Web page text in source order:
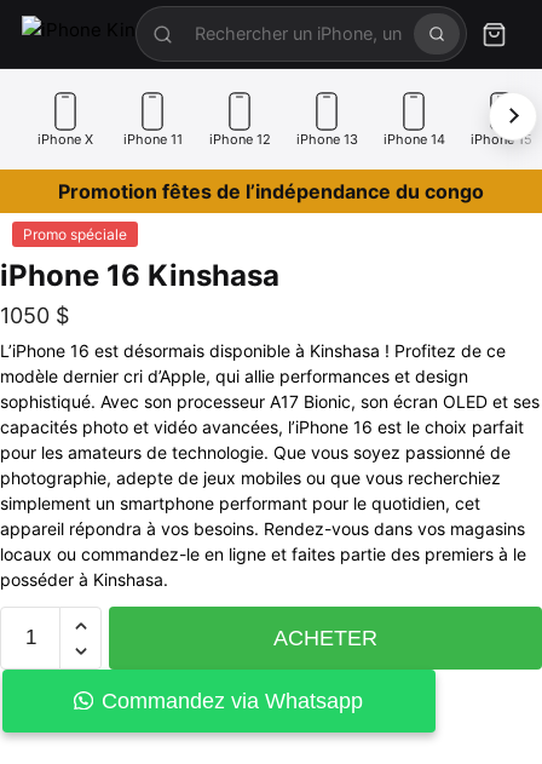
iPhone X iPhone 11 iPhone 12 iPhone 13 iPhone 14 iPhone 15
Promotion fêtes de l’indépendance du congo
Promo spéciale
iPhone 16 Kinshasa
1050 $
L’iPhone 16 est désormais disponible à Kinshasa ! Profitez de ce
modèle dernier cri d’Apple, qui allie performances et design
sophistiqué. Avec son processeur A17 Bionic, son écran OLED et ses
capacités photo et vidéo avancées, l’iPhone 16 est le choix parfait
pour les amateurs de technologie. Que vous soyez passionné de
photographie, adepte de jeux mobiles ou que vous recherchiez
simplement un smartphone performant pour le quotidien, cet
appareil répondra à vos besoins. Rendez-vous dans vos magasins
locaux ou commandez-le en ligne et faites partie des premiers à le
posséder à Kinshasa.
ACHETER
Commandez via Whatsapp